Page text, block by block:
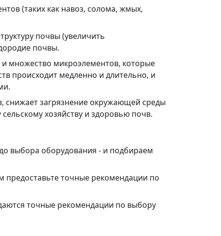
(таких как навоз, солома, жмых,
почвы (увеличить
почвы.
множество микроэлементов, которые
происходит медленно и длительно, и
снижает загрязнение окружающей среды
хозяйству и здоровью почв.
выбора оборудования - и подбираем
предоставьте точные рекомендации по
точные рекомендации по выбору